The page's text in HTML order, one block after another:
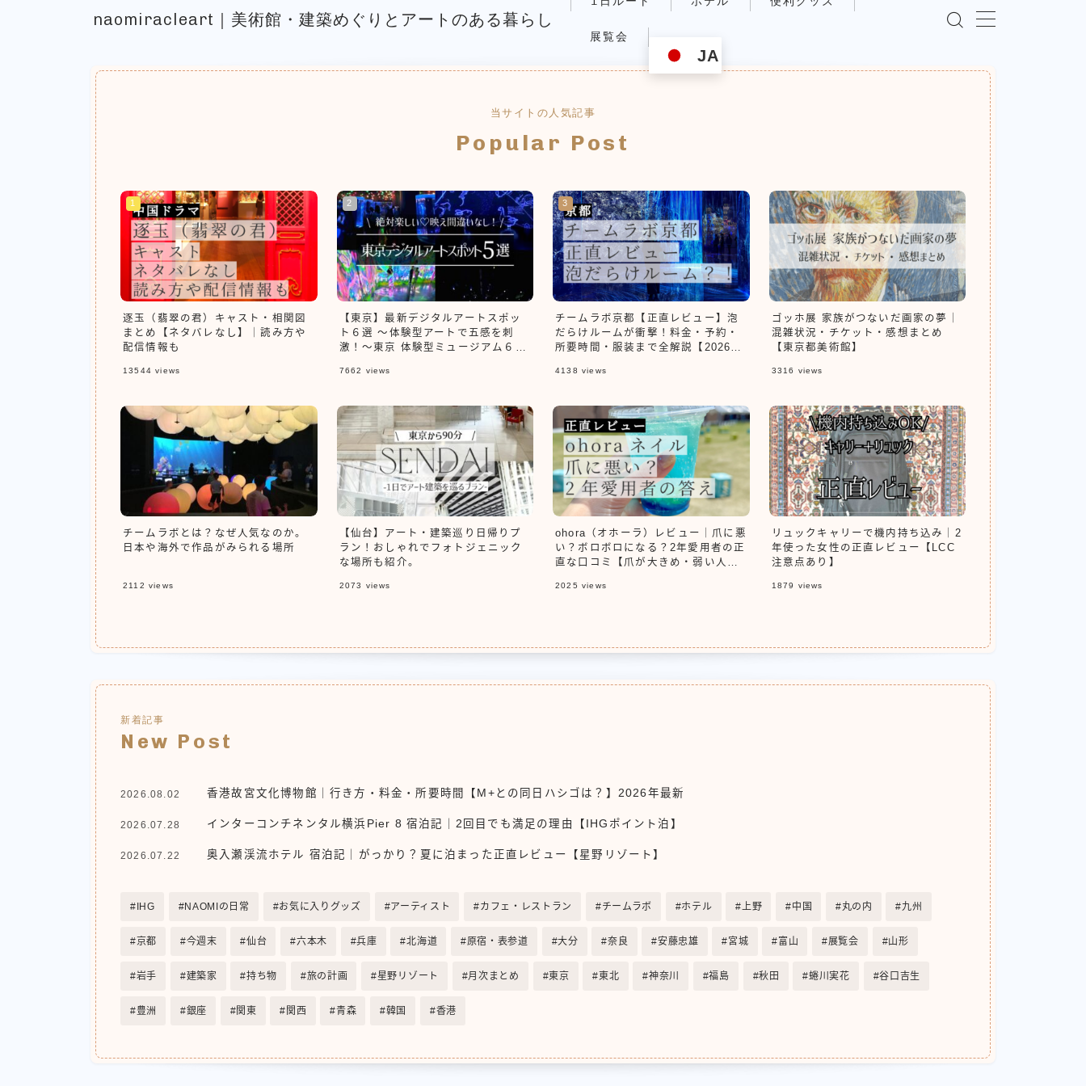
naomiracleart｜美術館・建築めぐりとアートのある暮らし
展覧会
JA
ホテル
展覧会
NAOMIの日常
こんにちはNAOMIです
当サイトの人気記事
Popular Post
逐玉（翡翠の君）キャスト・相関図
まとめ【ネタバレなし】｜読み方や
配信情報も
13544 views
【東京】最新デジタルアートスポッ
ト６選 ～体験型アートで五感を刺
激！～東京 体験型ミュージアム６選
アートアクアリウムの選び方【2026
7662 views
チームラボ京都【正直レビュー】泡
だらけルームが衝撃！料金・予約・
所要時間・服装まで全解説【2026年
4138 views
ゴッホ展 家族がつないだ画家の夢｜
混雑状況・チケット・感想まとめ
【東京都美術館】
3316 views
チームラボとは？なぜ人気なのか。
日本や海外で作品がみられる場所
2112 views
【仙台】アート・建築巡り日帰りプ
ラン！おしゃれでフォトジェニック
な場所も紹介。
2073 views
ohora（オホーラ）レビュー｜爪に悪
い？ボロボロになる？2年愛用者の正
直な口コミ【爪が大きめ・弱い人必
2025 views
リュックキャリーで機内持ち込み｜2
年使った女性の正直レビュー【LCC
注意点あり】
1879 views
新着記事
New Post
香港故宮文化博物館｜行き方・料金・所要時間【M+との同日ハシゴは？】2026年最新
2026.08.02
インターコンチネンタル横浜Pier 8 宿泊記｜2回目でも満足の理由【IHGポイント泊】
2026.07.28
奥入瀬渓流ホテル 宿泊記｜がっかり？夏に泊まった正直レビュー【星野リゾート】
2026.07.22
IHG NAOMIの日常 お気に入りグッズ アーティスト カフェ・レストラン チームラボ ホテル 上野 中国 丸の内 九州
京都 今週末 仙台 六本木 兵庫 北海道 原宿・表参道 大分 奈良 安藤忠雄 宮城 富山 展覧会 山形
岩手 建築家 持ち物 旅の計画 星野リゾート 月次まとめ 東京 東北 神奈川 福島 秋田 蜷川実花 谷口吉生
豊洲 銀座 関東 関西 青森 韓国 香港